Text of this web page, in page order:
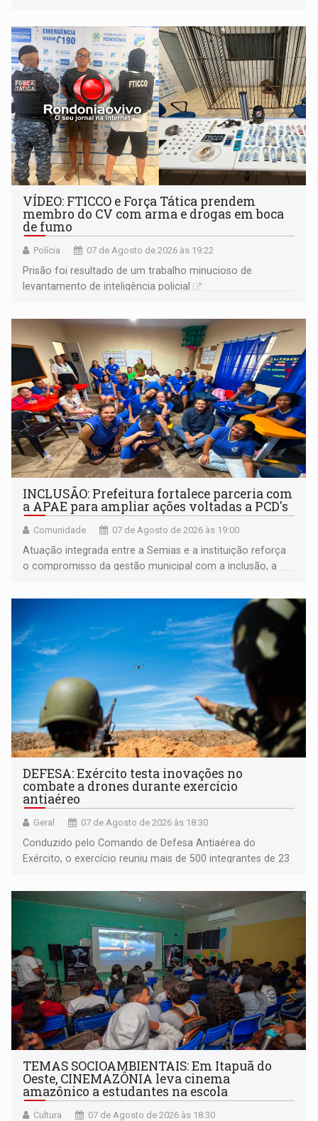
VÍDEO: FTICCO e Força Tática prendem
membro do CV com arma e drogas em boca
de fumo
Polícia 07 de Agosto de 2026 às 19:22
Prisão foi resultado de um trabalho minucioso de
levantamento de inteligência policial
INCLUSÃO: Prefeitura fortalece parceria com
a APAE para ampliar ações voltadas a PCD's
Comunidade 07 de Agosto de 2026 às 19:00
Atuação integrada entre a Semias e a instituição reforça
o compromisso da gestão municipal com a inclusão, a
DEFESA: Exército testa inovações no
combate a drones durante exercício
antiaéreo
Geral 07 de Agosto de 2026 às 18:30
Conduzido pelo Comando de Defesa Antiaérea do
Exército, o exercício reuniu mais de 500 integrantes de 23
TEMAS SOCIOAMBIENTAIS: Em Itapuã do
Oeste, CINEMAZÔNIA leva cinema
amazônico a estudantes na escola
Cultura 07 de Agosto de 2026 às 18:30